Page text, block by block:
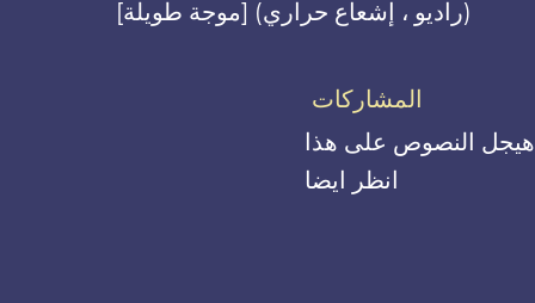
[موجة طويلة] (راديو ، إشعاع حراري)
المشاركات
هيجل النصوص على هذا
انظر ايضا